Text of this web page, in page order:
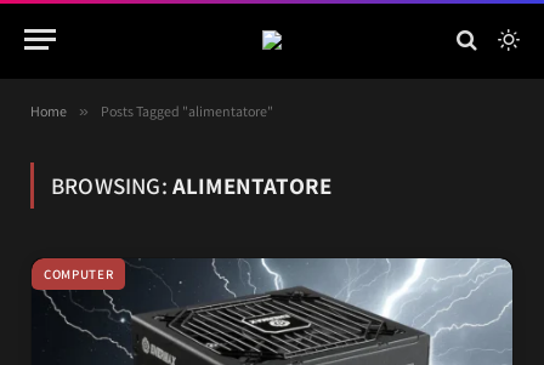
Home » Posts Tagged "alimentatore"
BROWSING: ALIMENTATORE
COMPUTER